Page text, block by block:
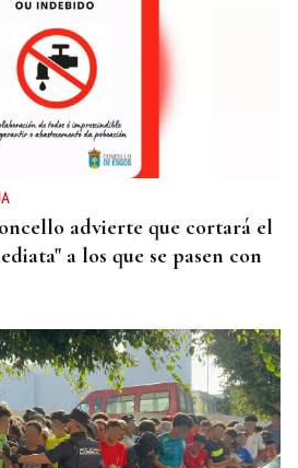
advierte que cortará el
a los que se pasen con